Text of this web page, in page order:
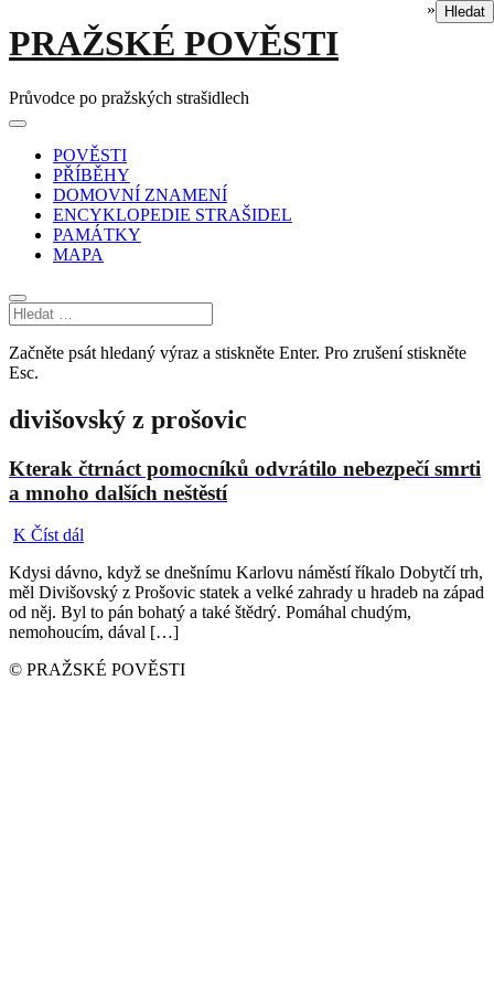
Skip
to
PRAŽSKÉ POVĚSTI
Průvodce po pražských strašidlech
Menu
POVĚSTI
PŘÍBĚHY
DOMOVNÍ ZNAMENÍ
ENCYKLOPEDIE STRAŠIDEL
PAMÁTKY
MAPA
» Hledat
Začněte psát hledaný výraz a stiskněte Enter. Pro zrušení stiskněte
Esc.
divišovský z prošovic
Kterak čtrnáct pomocníků odvrátilo nebezpečí smrti
a mnoho dalších neštěstí
K Číst dál
Kdysi dávno, když se dnešnímu Karlovu náměstí říkalo Dobytčí trh,
měl Divišovský z Prošovic statek a velké zahrady u hradeb na západ
od něj. Byl to pán bohatý a také štědrý. Pomáhal chudým,
nemohoucím, dával […]
© PRAŽSKÉ POVĚSTI